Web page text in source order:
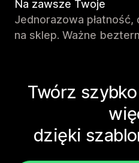
Na zawsze Twoje
Jednorazowa
na sklep. Ważne
Twórz
dzięki